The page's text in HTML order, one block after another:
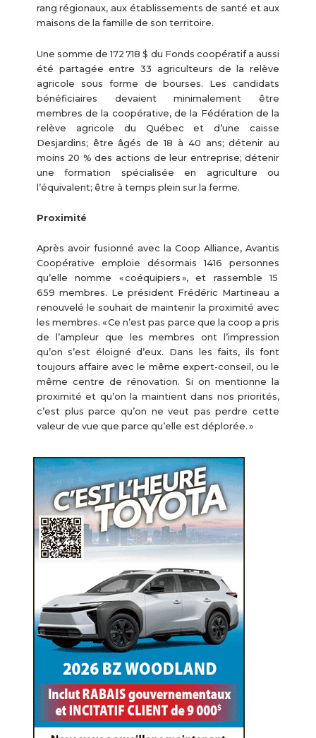
rang régionaux, aux établissements de santé et aux
maisons de la famille de son territoire.
Une somme de 172 718 $ du Fonds coopératif a aussi
été partagée entre 33 agriculteurs de la relève
agricole sous forme de bourses. Les candidats
bénéficiaires devaient minimalement être
membres de la coopérative, de la Fédération de la
relève agricole du Québec et d’une caisse
Desjardins; être âgés de 18 à 40 ans; détenir au
moins 20 % des actions de leur entreprise; détenir
une formation spécialisée en agriculture ou
l’équivalent; être à temps plein sur la ferme.
Proximité
Après avoir fusionné avec la Coop Alliance, Avantis
Coopérative emploie désormais 1416 personnes
qu’elle nomme « coéquipiers », et rassemble 15
659 membres. Le président Frédéric Martineau a
renouvelé le souhait de maintenir la proximité avec
les membres. « Ce n’est pas parce que la coop a pris
de l’ampleur que les membres ont l’impression
qu’on s’est éloigné d’eux. Dans les faits, ils font
toujours affaire avec le même expert-conseil, ou le
même centre de rénovation. Si on mentionne la
proximité et qu’on la maintient dans nos priorités,
c’est plus parce qu’on ne veut pas perdre cette
valeur de vue que parce qu’elle est déplorée. »